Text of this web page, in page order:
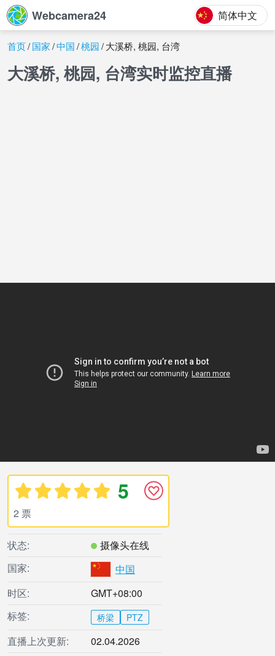
Webcamera24 简体中文
首页 国家 中国 桃园 大溪桥, 桃园, 台湾
大溪桥, 桃园, 台湾实时监控直播
5
2 票
状态:
摄像头在线
国家:
中国
时区:
GMT+08:00
标签:
桥梁 PTZ
直播上次更新:
02.04.2026